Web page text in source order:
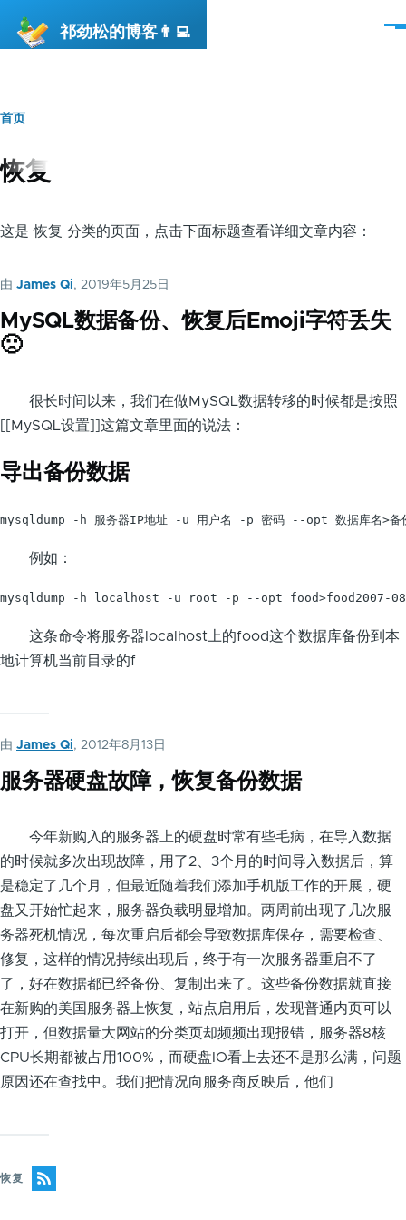
祁劲松的博客👨‍💻
菜
面
包
屑
首页
恢复
这是 恢复 分类的页面，点击下面标题查看详细文章内容：
由 James Qi, 2019年5月25日
MySQL数据备份、恢复后Emoji字符丢失
🙁
很长时间以来，我们在做MySQL数据转移的时候都是按照
[[MySQL设置]]这篇文章里面的说法：
导出备份数据
mysqldump -h 服务器IP地址 -u 用户名 -p 密码 --opt 数据库名>备
例如：
mysqldump -h localhost -u root -p --opt food>food2007-
这条命令将服务器localhost上的food这个数据库备份到本
地计算机当前目录的f
由 James Qi, 2012年8月13日
服务器硬盘故障，恢复备份数据
今年新购入的服务器上的硬盘时常有些毛病，在导入数据
的时候就多次出现故障，用了2、3个月的时间导入数据后，算
是稳定了几个月，但最近随着我们添加手机版工作的开展，硬
盘又开始忙起来，服务器负载明显增加。两周前出现了几次服
务器死机情况，每次重启后都会导致数据库保存，需要检查、
修复，这样的情况持续出现后，终于有一次服务器重启不了
了，好在数据都已经备份、复制出来了。这些备份数据就直接
在新购的美国服务器上恢复，站点启用后，发现普通内页可以
打开，但数据量大网站的分类页却频频出现报错，服务器8核
CPU长期都被占用100%，而硬盘IO看上去还不是那么满，问题
原因还在查找中。我们把情况向服务商反映后，他们
恢复